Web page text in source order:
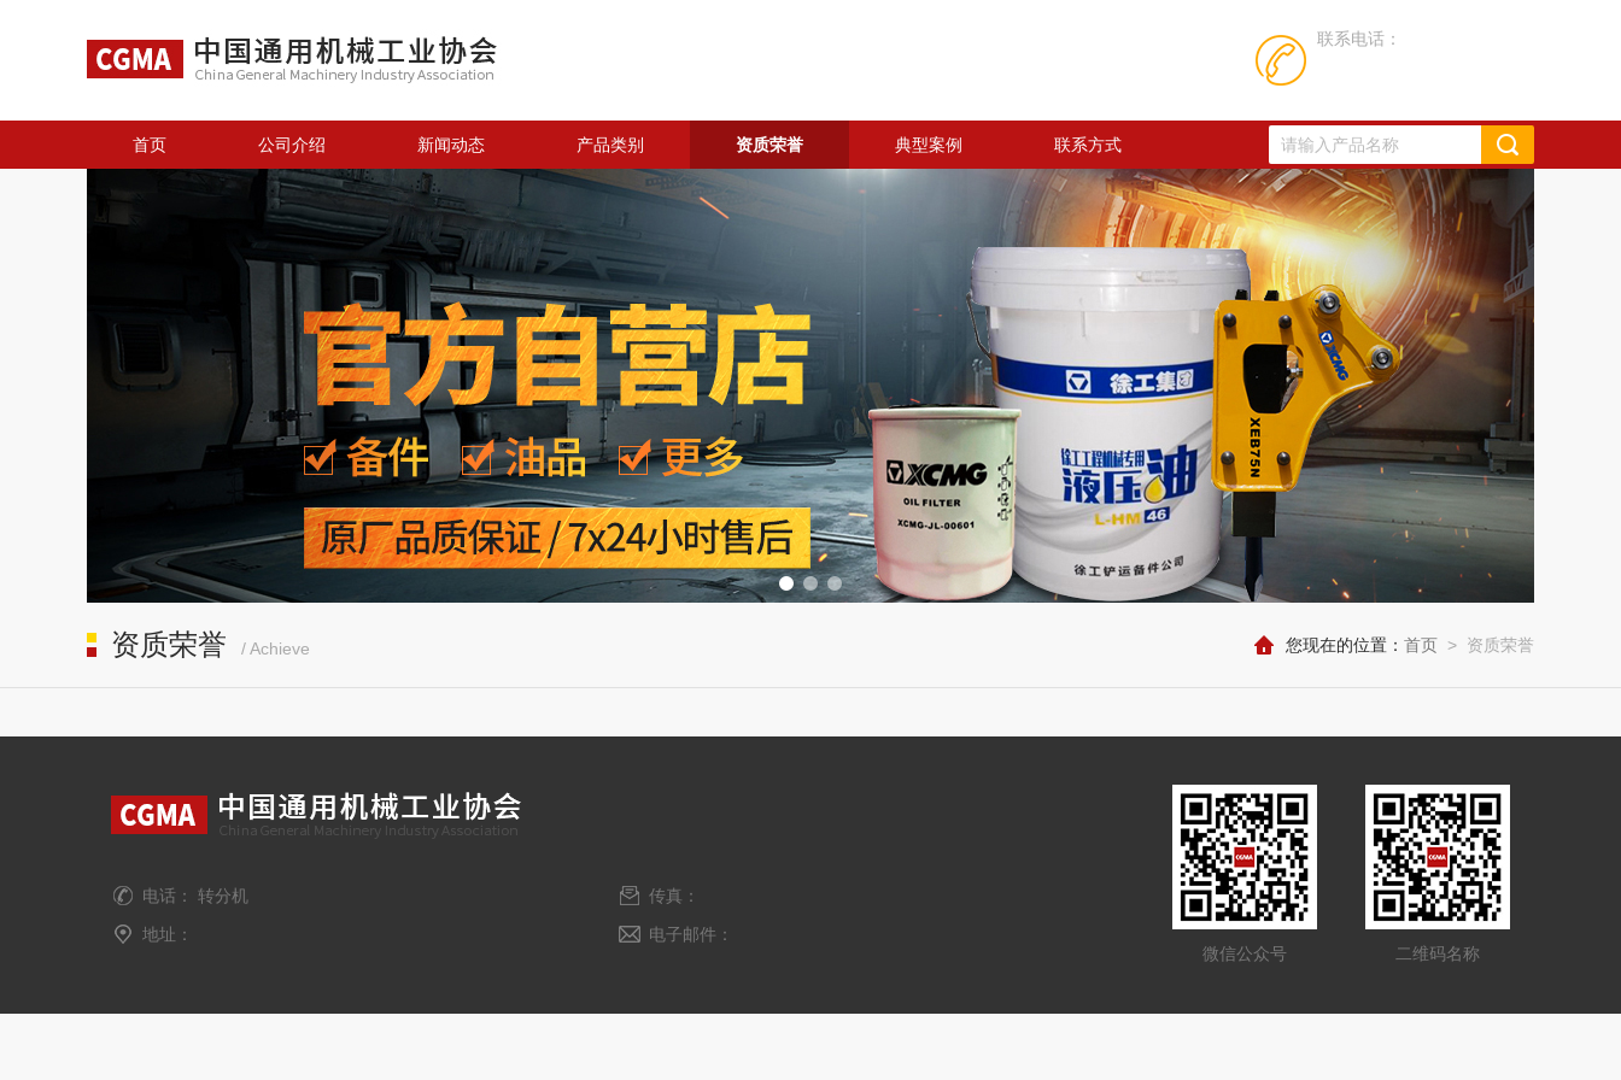
联系电话：
首页 公司介绍 新闻动态 产品类别 资质荣誉 典型案例 联系方式
资质荣誉 / Achieve 您现在的位置： 首页 > 资质荣誉
电话： 转分机
传真：
地址：
电子邮件：
微信公众号
二维码名称